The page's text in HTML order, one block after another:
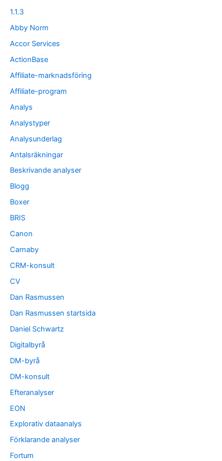
1.1.3
Abby Norm
Accor Services
ActionBase
Affiliate-marknadsföring
Affiliate-program
Analys
Analystyper
Analysunderlag
Antalsräkningar
Beskrivande analyser
Blogg
Boxer
BRIS
Canon
Carnaby
CRM-konsult
CV
Dan Rasmussen
Dan Rasmussen startsida
Daniel Schwartz
Digitalbyrå
DM-byrå
DM-konsult
Efteranalyser
EON
Explorativ dataanalys
Förklarande analyser
Fortum